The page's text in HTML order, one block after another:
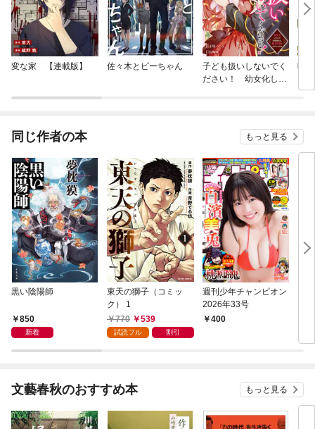
変な家 【連載版】 佐々木とピーちゃん
子ども扱いしないでく
ださい！ 幼女化しち
暗
同じ作者の本 もっと見る
黒い陰陽師
850
新着
東天の獅子（コミッ
ク） 1
770
539
試読フル 割引
週刊少年チャンピオン
2026年33号
400
文藝春秋のおすすめ本 もっと見る